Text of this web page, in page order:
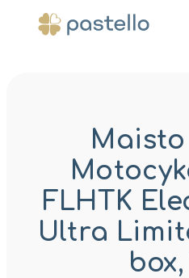
Maisto
FLHTK
Ultra
box,